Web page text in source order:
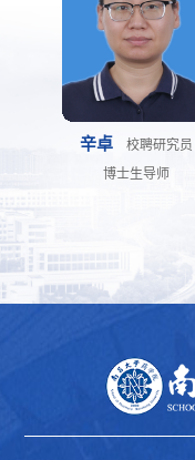
辛卓
校聘研究员
博士生导师